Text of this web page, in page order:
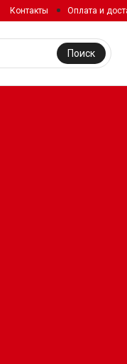
Контакты Оплата и
Поиск